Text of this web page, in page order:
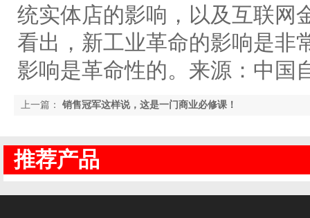
统实体店的影响，以及互联网
看出，新工业革命的影响是非
影响是革命性的。来源：中国
上一篇： 销售冠军这样说，这是一门商业必修课！
推荐产品